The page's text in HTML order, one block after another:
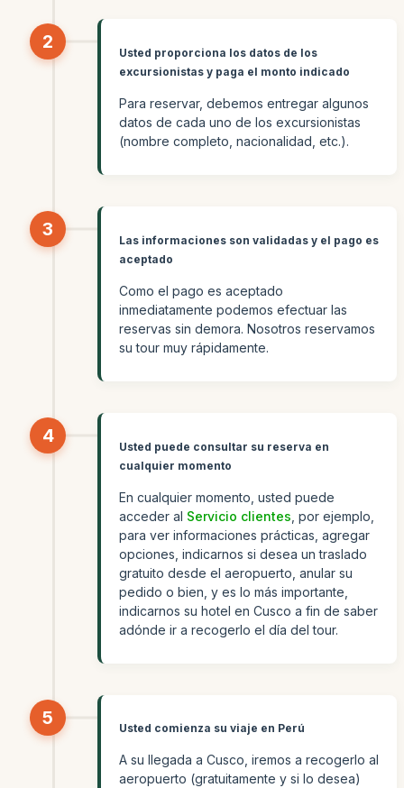
2
Usted proporciona los datos de los
excursionistas y paga el monto indicado
Para reservar, debemos entregar algunos
datos de cada uno de los excursionistas
(nombre completo, nacionalidad, etc.).
3
Las informaciones son validadas y el pago es
aceptado
Como el pago es aceptado
inmediatamente podemos efectuar las
reservas sin demora. Nosotros reservamos
su tour muy rápidamente.
4
Usted puede consultar su reserva en
cualquier momento
En cualquier momento, usted puede
acceder al Servicio clientes , por ejemplo,
para ver informaciones prácticas, agregar
opciones, indicarnos si desea un traslado
gratuito desde el aeropuerto, anular su
pedido o bien, y es lo más importante,
indicarnos su hotel en Cusco a fin de saber
adónde ir a recogerlo el día del tour.
5
Usted comienza su viaje en Perú
A su llegada a Cusco, iremos a recogerlo al
aeropuerto (gratuitamente y si lo desea)